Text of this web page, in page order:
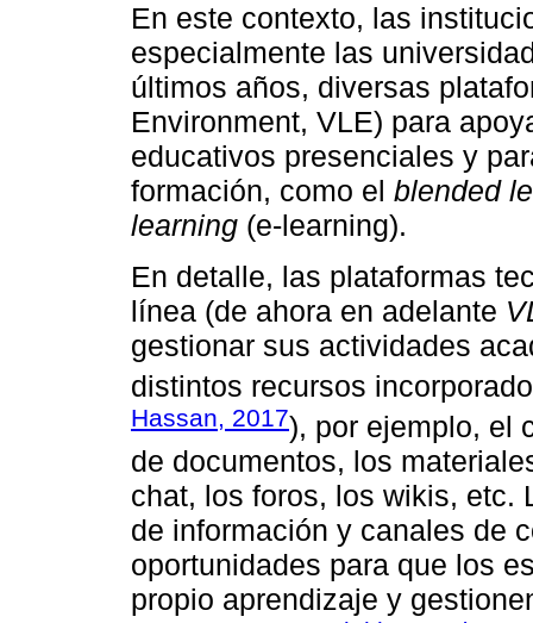
En este contexto, las
especialmente las
últimos años, diversas
Environment, VLE) para
educativos presenciales y
formación, como el blended
learning (e-learning).
En detalle, las plataformas
línea (de ahora en adelante
gestionar sus actividades
distintos recursos
Hassan, 2017), por ejemplo, el
de documentos, los
chat, los foros, los wikis, etc.
de información y canales de
oportunidades para que los
propio aprendizaje y